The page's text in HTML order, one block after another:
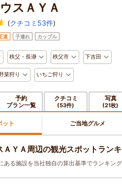
スＡＹＡ
(クチコミ53件)
道 子連れ カップル
秩父・長瀞 秩父市 下吉田
菜狩り いちご狩り
予約
プラン一覧
クチコミ
(53件)
写真
(21枚)
ット ご当地グルメ
ＡＹＡ周辺の観光スポットラン
ある施設を当社独自の算出基準でランキン